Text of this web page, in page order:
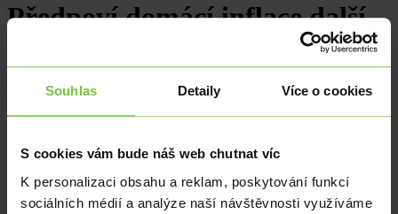
Souhlas Detaily Více o cookies
S cookies vám bude náš web chutnat víc
K personalizaci obsahu a reklam, poskytování funkcí
sociálních médií a analýze naší návštěvnosti využíváme
Předpoví domácí inflace další
12.6.2023
Koruna ztrácí proti euru i dolaru. Jaký výsledkem dnes dopadne
sazbách?